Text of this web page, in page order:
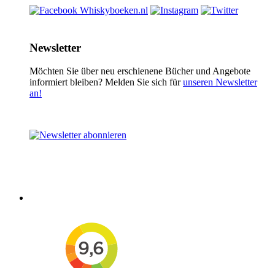
Newsletter
Möchten Sie über neu erschienene Bücher und Angebote
informiert bleiben? Melden Sie sich fürunseren Newsletter
an!